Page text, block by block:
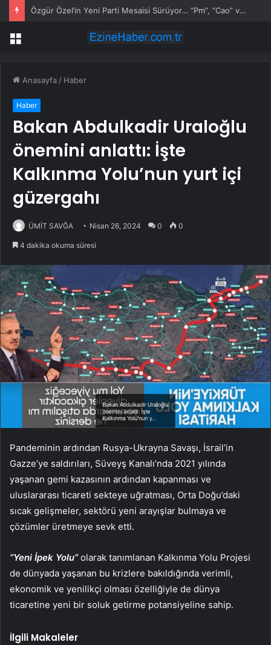
Özgür Özel’in Yeni Parti Mesaisi Sürüyor… “Pm”, “Cao” ve “Myk” Toplantılarına Başkanlık Etti
Menü
Anasayfa / Haber
Haber
Bakan Abdulkadir Uraloğlu
önemini anlattı: İşte
Kalkınma Yolu’nun yurt içi
güzergahı
ÜMİT SAVĞA Nisan 26, 2024 0 0
4 dakika okuma süresi
Pandeminin ardından Rusya-Ukrayna Savaşı, İsrail’in
Gazze’ye saldırıları, Süveyş Kanalı’nda 2021 yılında
yaşanan gemi kazasının ardından kapanması ve
uluslararası ticareti sekteye uğratması, Orta Doğu’daki
sıcak gelişmeler, sektörü yeni arayışlar bulmaya ve
çözümler üretmeye sevk etti.
“Yeni İpek Yolu”olarak tanımlanan Kalkınma Yolu Projesi
de dünyada yaşanan bu krizlere bakıldığında verimli,
ekonomik ve yenilikçi olması özelliğiyle de dünya
ticaretine yeni bir soluk getirme potansiyeline sahip.
İlgili Makaleler